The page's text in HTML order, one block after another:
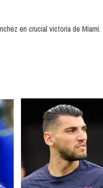
en crucial victoria de Miami.